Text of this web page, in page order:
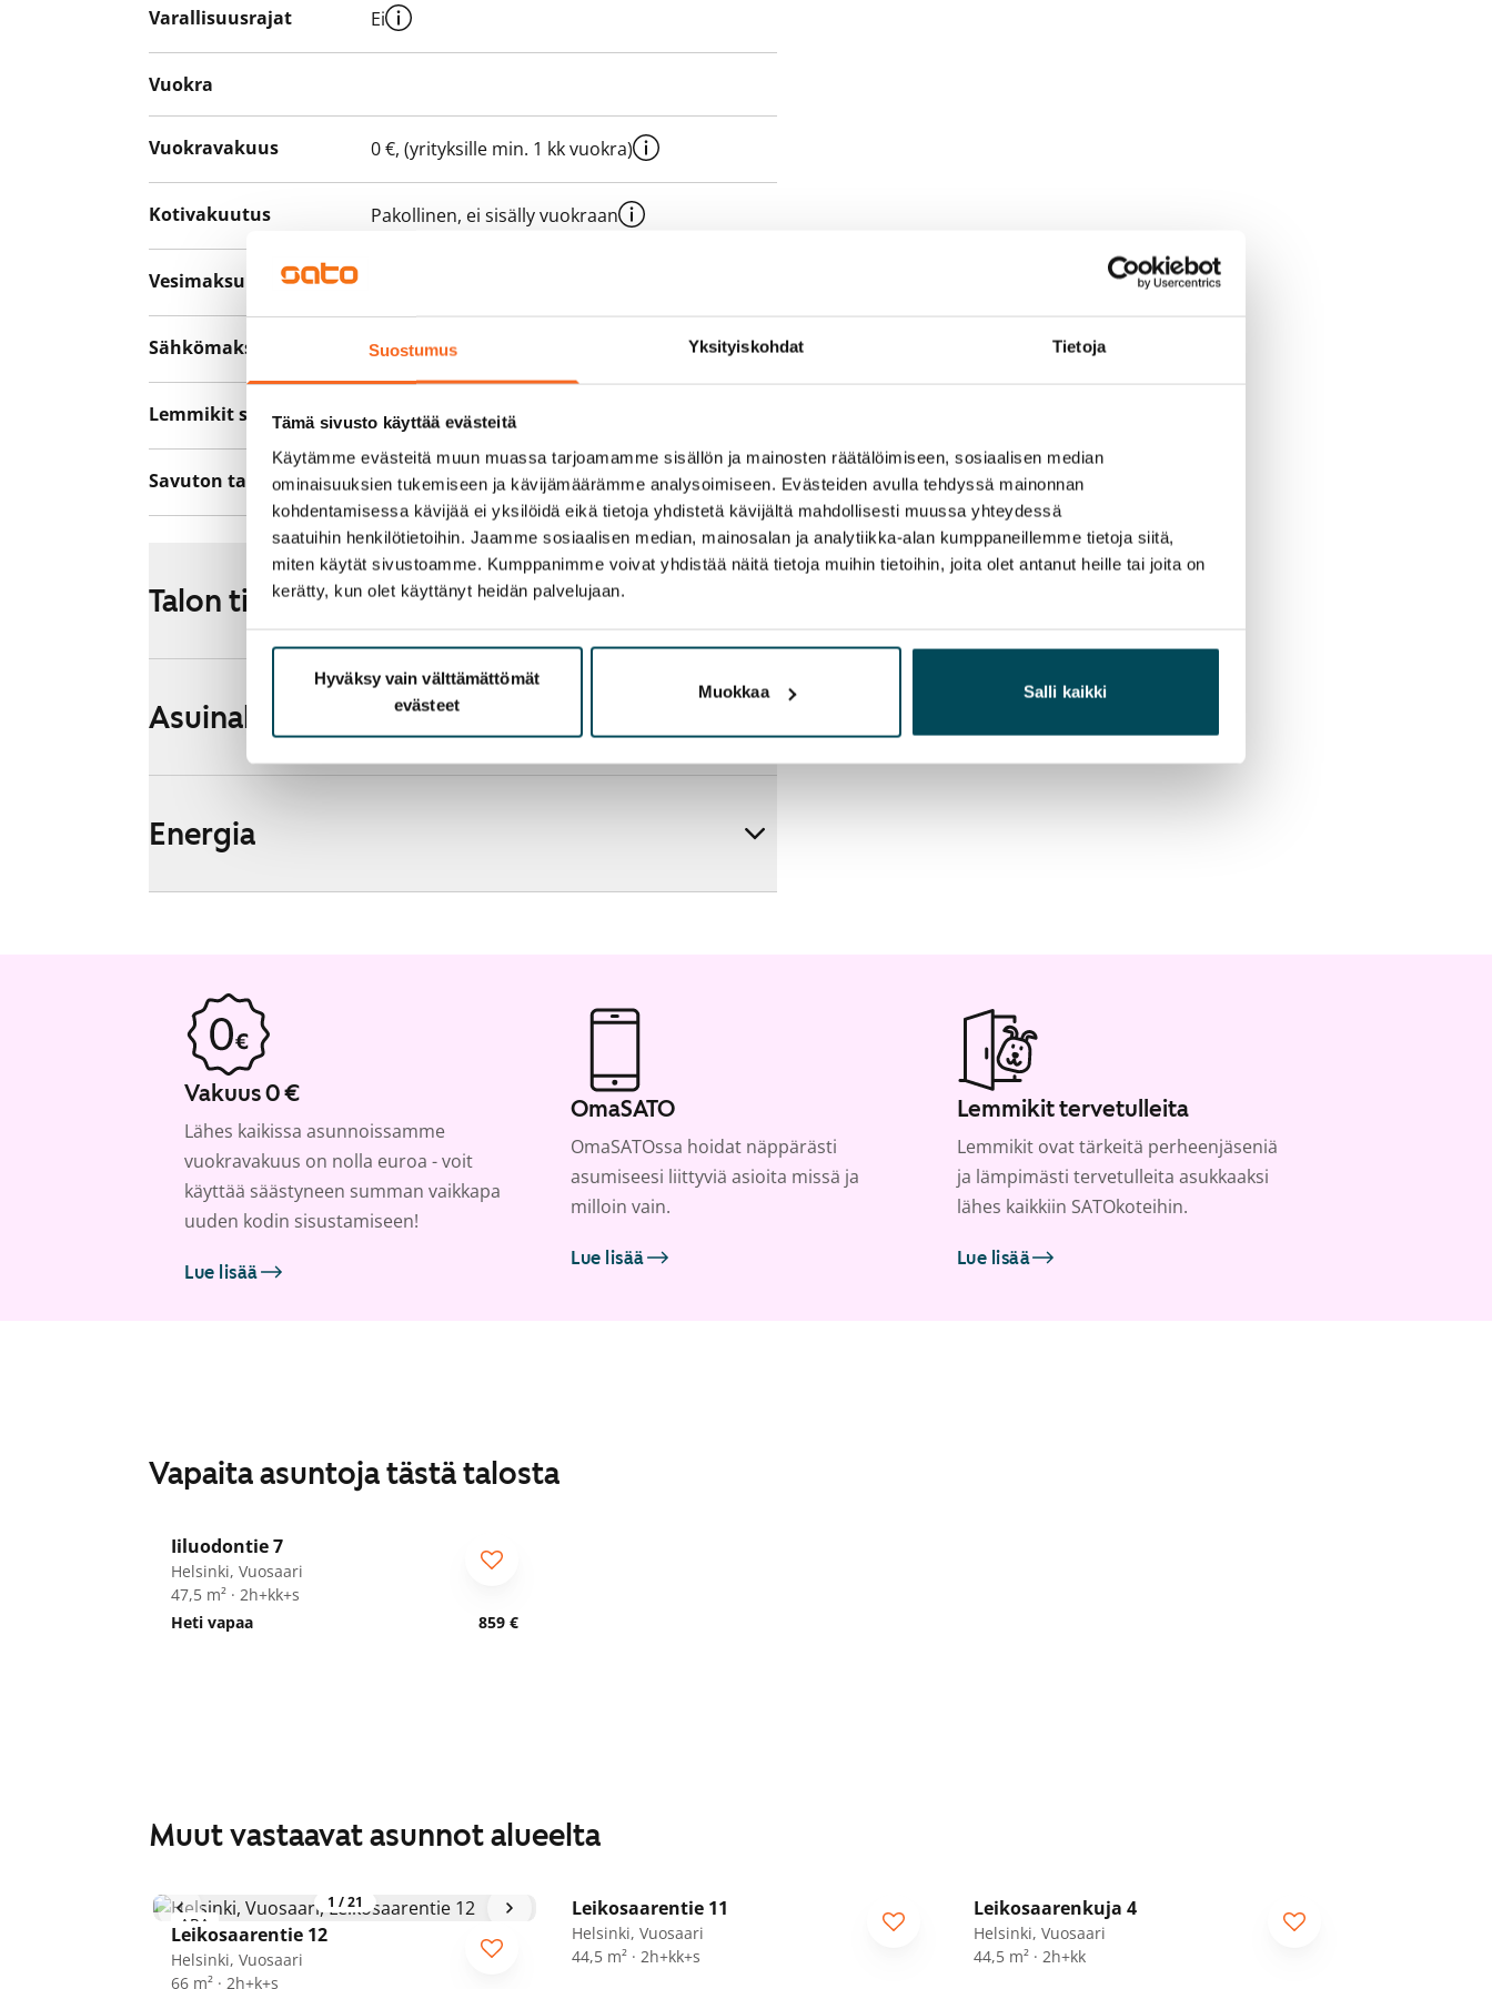
Suostumus Yksityiskohdat Tietoja
Tämä sivusto käyttää evästeitä
Käytämme evästeitä muun muassa tarjoamamme sisällön ja mainosten räätälöimiseen, sosiaalisen median
ominaisuuksien tukemiseen ja kävijämäärämme analysoimiseen. Evästeiden avulla tehdyssä mainonnan
kohdentamisessa kävijää ei yksilöidä eikä tietoja yhdistetä kävijältä mahdollisesti muussa yhteydessä
saatuihin henkilötietoihin. Jaamme sosiaalisen median, mainosalan ja analytiikka-alan kumppaneillemme tietoja siitä,
miten käytät sivustoamme. Kumppanimme voivat yhdistää näitä tietoja muihin tietoihin, joita olet antanut heille tai joita on
kerätty, kun olet käyttänyt heidän palvelujaan.
Hyväksy vain välttämättömät
evästeet
Muokkaa Salli kaikki
Varallisuusrajat Ei
Vuokra
Vuokravakuus 0 €, (yrityksille min. 1 kk vuokra)
Kotivakuutus Pakollinen, ei sisälly vuokraan
Vesimaksu
Sähkömaksu Vuokralainen solmii itse sähkösopimuksen.
Lemmikit sallittu Kyllä
Savuton talo Kyllä
Talon tiedot
Asuinalueen esittely ja kartta
Energia
Vakuus 0 €
Lähes kaikissa asunnoissamme
vuokravakuus on nolla euroa - voit
käyttää säästyneen summan vaikkapa
uuden kodin sisustamiseen!
Lue lisää
OmaSATO
OmaSATOssa hoidat näppärästi
asumiseesi liittyviä asioita missä ja
milloin vain.
Lue lisää
Lemmikit tervetulleita
Lemmikit ovat tärkeitä perheenjäseniä
ja lämpimästi tervetulleita asukkaaksi
lähes kaikkiin SATOkoteihin.
Lue lisää
Vapaita asuntoja tästä talosta
Iiluodontie 7
Helsinki, Vuosaari
47,5 m² · 2h+kk+s
Heti vapaa
859 €
Muut vastaavat asunnot alueelta
1 /21
ARA
Leikosaarentie 12
Helsinki, Vuosaari
66 m² · 2h+k+s
Leikosaarentie 11
Helsinki, Vuosaari
44,5 m² · 2h+kk+s
ARA
Leikosaarenkuja 4
Helsinki, Vuosaari
44,5 m² · 2h+kk